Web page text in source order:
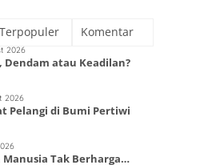
Terpopuler Komentar
2026
Dendam atau Keadilan?
2026
Pelangi di Bumi Pertiwi
Manusia Tak Berharga